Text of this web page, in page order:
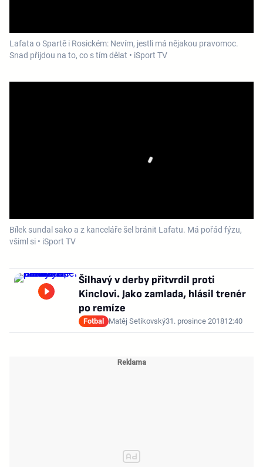
Lafata o Spartě i Rosickém: Nevím, jestli má nějakou pravomoc.
Snad přijdou na to, co s tím dělat • iSport TV
Bílek sundal sako a z kanceláře šel bránit Lafatu. Má pořád fýzu,
všiml si • iSport TV
Šilhavý v derby přitvrdil proti
Kinclovi. Jako zamlada, hlásil trenér
po remíze
Fotbal Matěj Setíkovský31. prosince 201812:40